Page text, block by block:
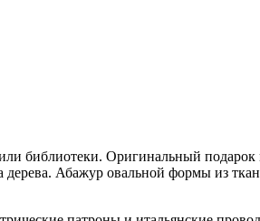
библиотеки. Оригинальный
Абажур овальной формы из